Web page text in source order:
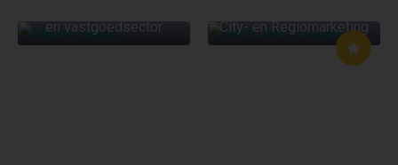
en vastgoedsector
City- en Regiomarketing